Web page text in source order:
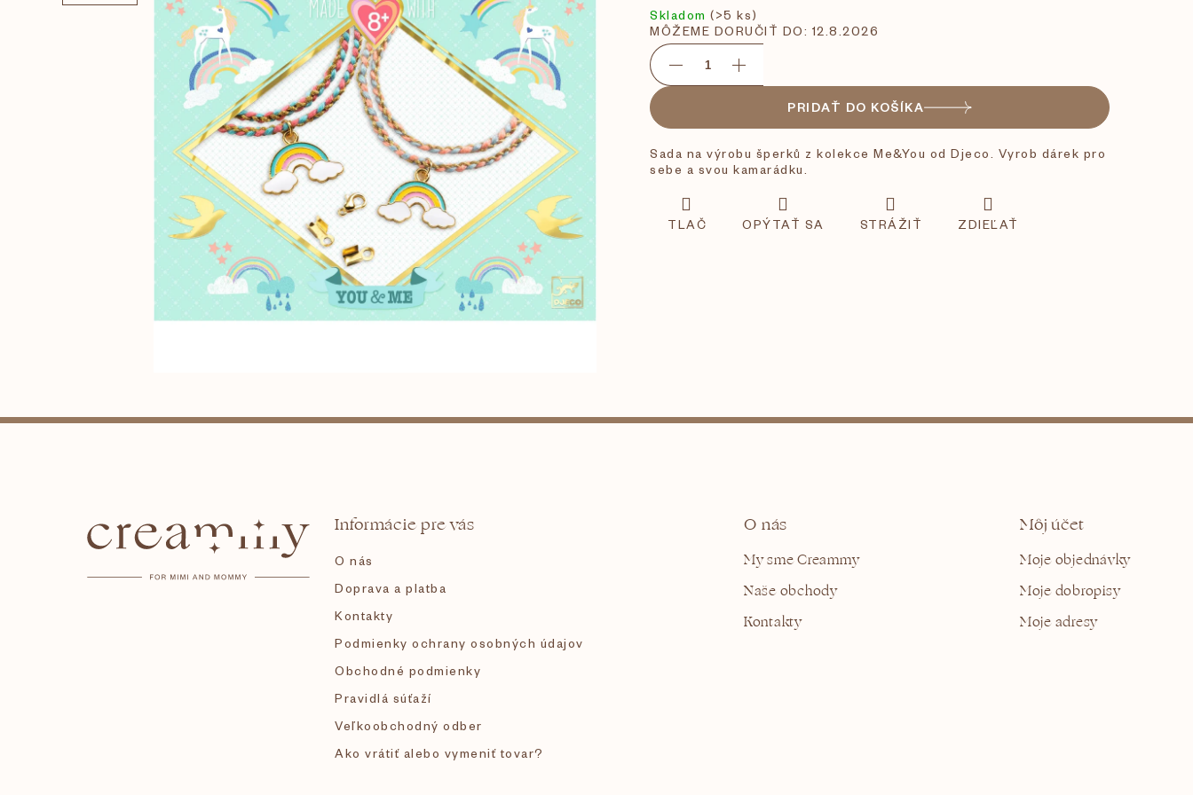
Skladom(>5 ks)
MÔŽEME DORUČIŤ DO: 12.8.2026
PRIDAŤ DO KOŠÍKA
Sada na výrobu šperků z kolekce Me&You od Djeco. Vyrob dárek pro
sebe a svou kamarádku.
TLAČ OPÝTAŤ SA STRÁŽIŤ ZDIEĽAŤ
Informácie pre vás
O nás
Doprava a platba
Kontakty
Podmienky ochrany osobných údajov
Obchodné podmienky
Pravidlá súťaží
Veľkoobchodný odber
Ako vrátiť alebo vymeniť tovar?
O nás
My sme Creammy
Naše obchody
Kontakty
Môj účet
Moje objednávky
Moje dobropisy
Moje adresy